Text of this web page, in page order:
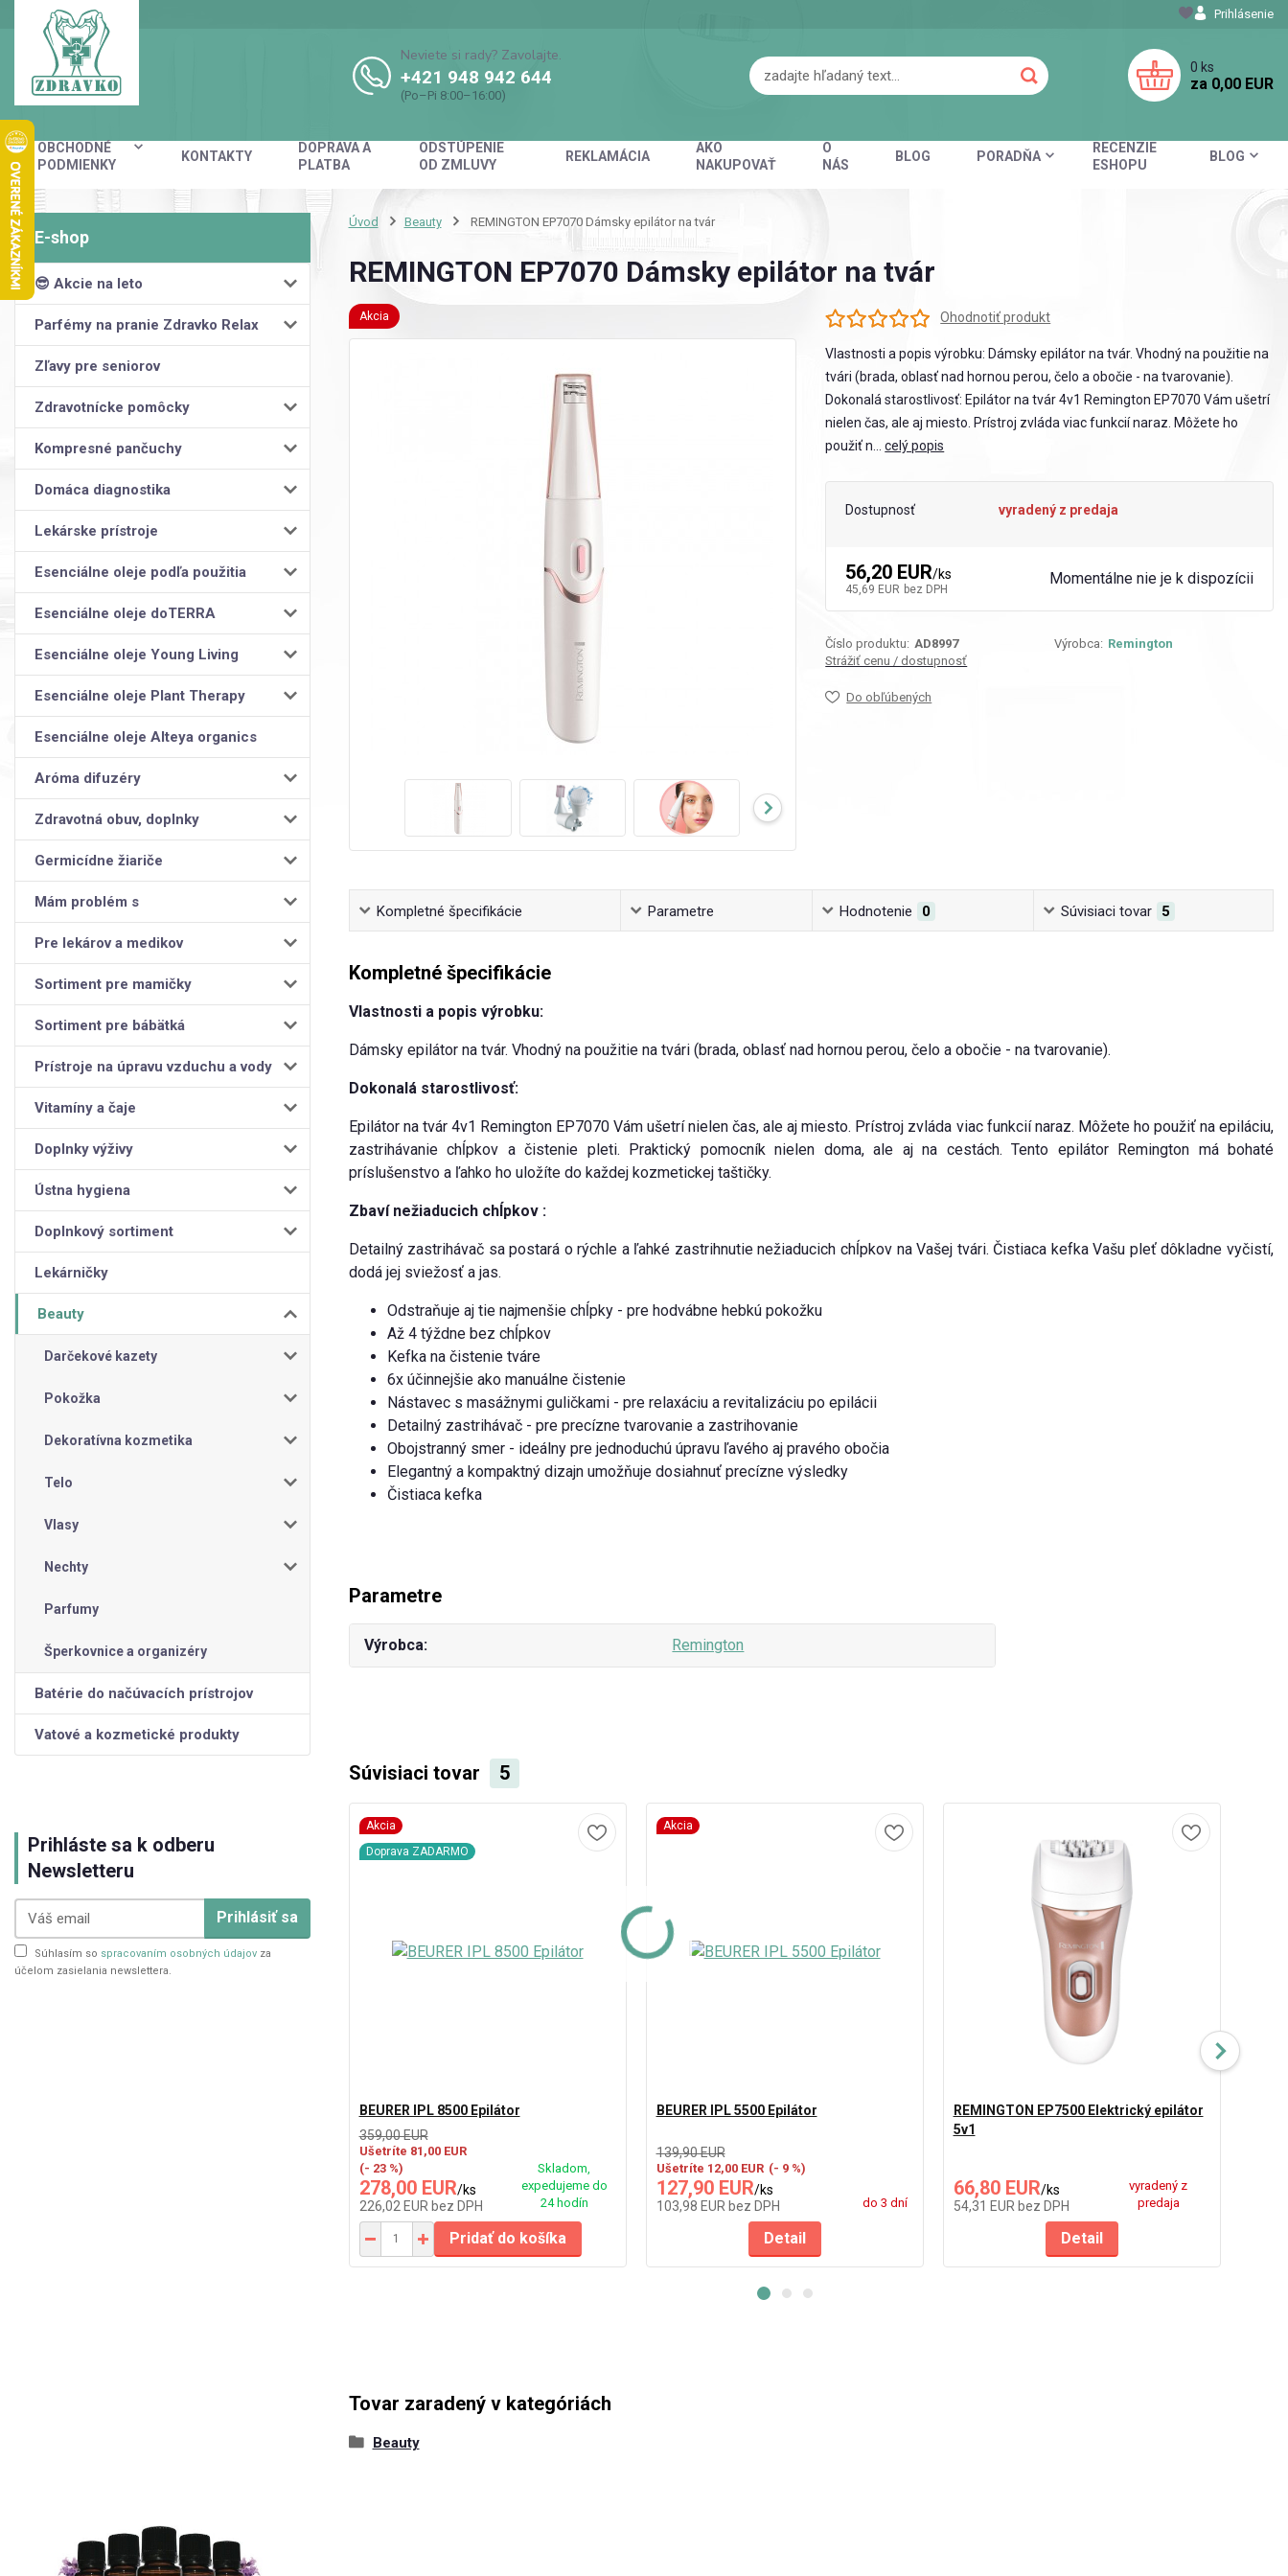
OBCHODNÉ
PODMIENKY
KONTAKTY
DOPRAVA A
PLATBA
ODSTÚPENIE
OD ZMLUVY
REKLAMÁCIA
AKO
NAKUPOVAŤ
O
NÁS
BLOG PORADŇA
RECENZIE
ESHOPU
BLOG
Prihlásenie
Neviete si rady? Zavolajte.
+421 948 942 644
(Po–Pi 8:00–16:00)
0 ks
za 0,00 EUR
😎 Akcie na leto
Parfémy na pranie Zdravko Relax
Zľavy pre seniorov
Zdravotnícke pomôcky
Kompresné pančuchy
Domáca diagnostika
Lekárske prístroje
Esenciálne oleje podľa použitia
Esenciálne oleje doTERRA
Esenciálne oleje Young Living
Esenciálne oleje Plant Therapy
Esenciálne oleje Alteya organics
Aróma difuzéry
Zdravotná obuv, doplnky
Germicídne žiariče
Mám problém s
Pre lekárov a medikov
Sortiment pre mamičky
Sortiment pre bábätká
Prístroje na úpravu vzduchu a vody
Vitamíny a čaje
Doplnky výživy
Ústna hygiena
Doplnkový sortiment
Lekárničky
Beauty
Darčekové kazety
Pokožka
Dekoratívna kozmetika
Telo
Vlasy
Nechty
Parfumy
Šperkovnice a organizéry
Batérie do načúvacích prístrojov
Vatové a kozmetické produkty
Prihláste sa k odberu
Newsletteru
Prihlásiť sa
Súhlasím so spracovaním osobných údajov za
účelom zasielania newslettera.
Úvod Beauty REMINGTON EP7070 Dámsky epilátor na tvár
REMINGTON EP7070 Dámsky epilátor na tvár
Akcia Ohodnotiť produkt
Vlastnosti a popis výrobku: Dámsky epilátor na tvár. Vhodný na použitie na
tvári (brada, oblasť nad hornou perou, čelo a obočie - na tvarovanie).
Dokonalá starostlivosť: Epilátor na tvár 4v1 Remington EP7070 Vám ušetrí
nielen čas, ale aj miesto. Prístroj zvláda viac funkcií naraz. Môžete ho
použiť n...celý popis
Dostupnosť vyradený z predaja
56,20 EUR/ks
45,69 EUR bez DPH
Momentálne nie je k dispozícii
Číslo produktu: AD8997 Výrobca: Remington
Strážiť cenu / dostupnosť
Do obľúbených
Kompletné špecifikácie Parametre Hodnotenie 0 Súvisiaci tovar 5
Kompletné špecifikácie
Vlastnosti a popis výrobku:
Dámsky epilátor na tvár. Vhodný na použitie na tvári (brada, oblasť nad hornou perou, čelo a obočie - na tvarovanie).
Dokonalá starostlivosť:
Epilátor na tvár 4v1 Remington EP7070 Vám ušetrí nielen čas, ale aj miesto. Prístroj zvláda viac funkcií naraz. Môžete ho použiť na epiláciu,
zastrihávanie chĺpkov a čistenie pleti. Praktický pomocník nielen doma, ale aj na cestách. Tento epilátor Remington má bohaté
príslušenstvo a ľahko ho uložíte do každej kozmetickej taštičky.
Zbaví nežiaducich chĺpkov :
Detailný zastrihávač sa postará o rýchle a ľahké zastrihnutie nežiaducich chĺpkov na Vašej tvári. Čistiaca kefka Vašu pleť dôkladne vyčistí,
dodá jej sviežosť a jas.
Odstraňuje aj tie najmenšie chĺpky - pre hodvábne hebkú pokožku
Až 4 týždne bez chĺpkov
Kefka na čistenie tváre
6x účinnejšie ako manuálne čistenie
Nástavec s masážnymi guličkami - pre relaxáciu a revitalizáciu po epilácii
Detailný zastrihávač - pre precízne tvarovanie a zastrihovanie
Obojstranný smer - ideálny pre jednoduchú úpravu ľavého aj pravého obočia
Elegantný a kompaktný dizajn umožňuje dosiahnuť precízne výsledky
Čistiaca kefka
Parametre
Výrobca Remington
Súvisiaci tovar 5
Akcia
Doprava ZADARMO
BEURER IPL 8500 Epilátor
359,00 EUR
Ušetríte 81,00 EUR
(- 23 %)
278,00 EUR/ks
226,02 EUR bez DPH
Skladom,
expedujeme do
24 hodín
Pridať do košíka
Akcia
BEURER IPL 5500 Epilátor
139,90 EUR
Ušetríte 12,00 EUR (- 9 %)
127,90 EUR/ks
103,98 EUR bez DPH do 3 dní
Detail
REMINGTON EP7500 Elektrický epilátor
5v1
66,80 EUR/ks
54,31 EUR bez DPH
vyradený z
predaja
Detail
Tovar zaradený v kategóriách
Beauty